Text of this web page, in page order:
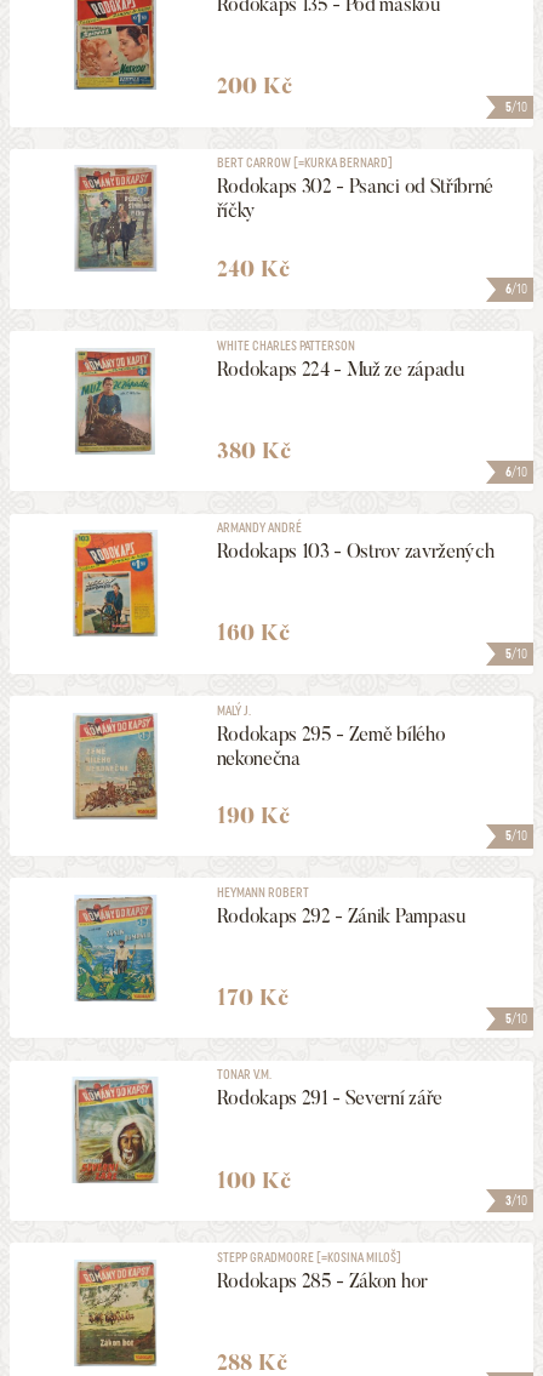
5/10
200 Kč
6/10
BERT CARROW [=KURKA BERNARD]
Rodokaps 302 - Psanci od Stříbrné
říčky
240 Kč
6/10
WHITE CHARLES PATTERSON
Rodokaps 224 - Muž ze západu
380 Kč
5/10
ARMANDY ANDRÉ
Rodokaps 103 - Ostrov zavržených
160 Kč
5/10
MALÝ J.
Rodokaps 295 - Země bílého
nekonečna
190 Kč
5/10
HEYMANN ROBERT
Rodokaps 292 - Zánik Pampasu
170 Kč
3/10
TONAR V.M.
Rodokaps 291 - Severní záře
100 Kč
STEPP GRADMOORE [=KOSINA MILOŠ]
Rodokaps 285 - Zákon hor
288 Kč